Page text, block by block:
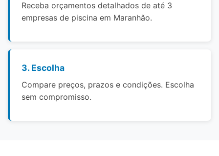
Receba orçamentos detalhados de até 3
empresas de piscina em Maranhão.
3. Escolha
Compare preços, prazos e condições. Escolha
sem compromisso.